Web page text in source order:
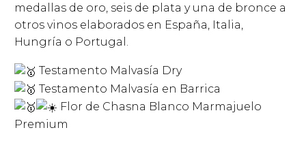
medallas de oro, seis de plata y una de bronce a
otros vinos elaborados en España, Italia,
Hungría o Portugal.
Testamento Malvasía Dry
Testamento Malvasía en Barrica
Flor de Chasna Blanco Marmajuelo
Premium